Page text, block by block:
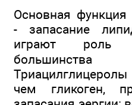
Основная функция
- запасание
играют роль
Триацилглицеролы
чем гликоген,